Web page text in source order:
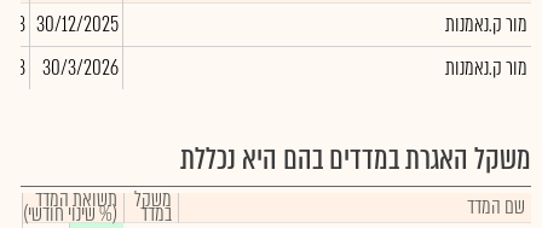
מור ק.נאמנות 30/12/2025
מור ק.נאמנות
30/3/2026
משקל האגרת במדדים בהם היא נכללת
שם המדד משקל
במדד תשואת המדד
(% שינוי חודשי)